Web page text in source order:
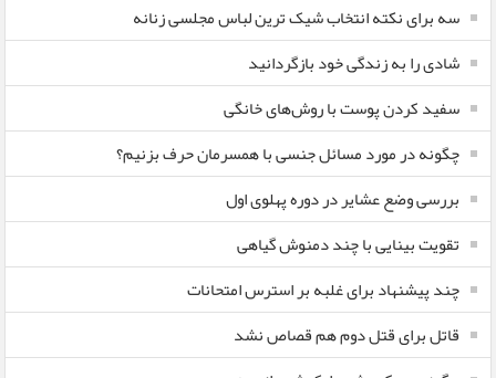
سه برای نکته انتخاب شیک ترین لباس مجلسی زنانه
شادی را به زندگی خود بازگردانید
سفید کردن پوست با روش‌های خانگی
چگونه در مورد مسائل جنسی با همسرمان حرف بزنیم؟
بررسی وضع عشایر در دوره پهلوی اول
تقویت بینایی با چند دمنوش گیاهی
چند پیشنهاد برای غلبه بر استرس امتحانات
قاتل برای قتل دوم هم قصاص نشد